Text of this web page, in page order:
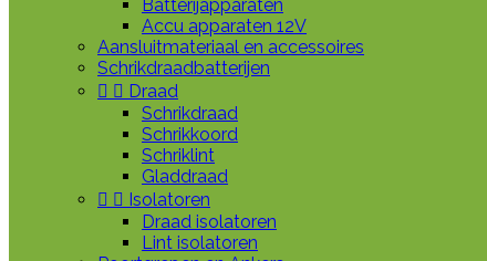
Batterijapparaten
Accu apparaten 12V
Aansluitmateriaal en accessoires
Schrikdraadbatterijen
  Draad
Schrikdraad
Schrikkoord
Schriklint
Gladdraad
  Isolatoren
Draad isolatoren
Lint isolatoren